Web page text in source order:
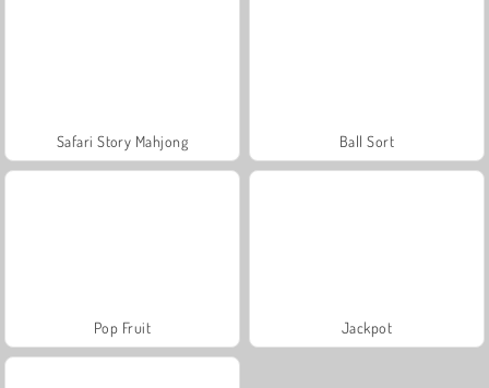
Safari Story Mahjong Ball Sort
Pop Fruit Jackpot